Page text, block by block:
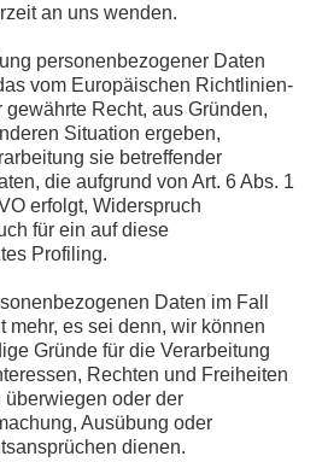
an uns wenden.
personenbezogener Daten
vom Europäischen Richtlinien-
Recht, aus Gründen,
Situation ergeben,
sie betreffender
die aufgrund von Art. 6 Abs. 1
erfolgt, Widerspruch
für ein auf diese
Profiling.
Daten im Fall
mehr, es sei denn, wir können
Gründe für die Verarbeitung
Rechten und Freiheiten
überwiegen oder der
Ausübung oder
dienen.